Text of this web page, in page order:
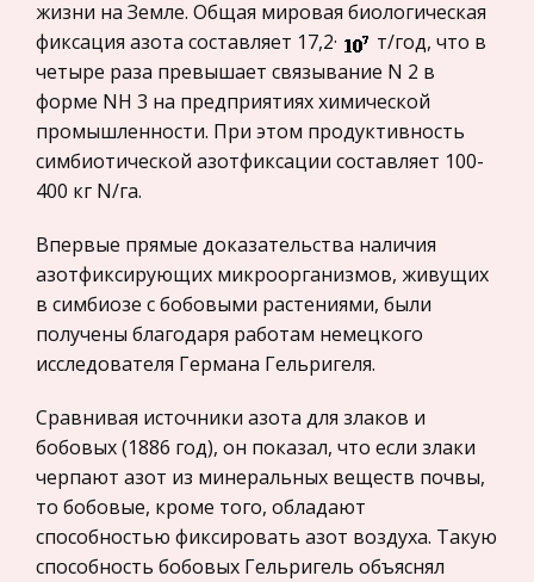
Законодательство и право
Прокурорский надзор
Геология
Административное право
Историческая личность
Архитектура
Искусство
Конституционное (государственное) право
России
Экономико-математическое
моделирование
Право
Компьютеры и периферийные устройства
Астрономия
Открылась возможность изучить причины
такого экономического чуда. Но, начав
изучение, стало просто невозможным
остановиться, закончить – все время
приходиться продолжать, ибо многое остается
и, по-вид
Основы российского предпринимательства
Россия в очередной раз стоит перед
необходимостью выбора ориентиров для
своего дальнейшего развития, и здесь нельзя
ошибиться. Переход к рыночным отношениям в
жизни на Земле. Общая мировая биологическая
фиксация азота составляет 17,2·
т/год, что в
четыре раза превышает связывание N 2 в
форме NH 3 на предприятиях химической
промышленности. При этом продуктивность
симбиотической азотфиксации составляет 100-
400 кг N/га.
Впервые прямые доказательства наличия
азотфиксирующих микроорганизмов, живущих
в симбиозе с бобовыми растениями, были
получены благодаря работам немецкого
исследователя Германа Гельригеля.
Сравнивая источники азота для злаков и
бобовых (1886 год), он показал, что если злаки
черпают азот из минеральных веществ почвы,
то бобовые, кроме того, обладают
способностью фиксировать азот воздуха. Такую
способность бобовых Гельригель объяснял